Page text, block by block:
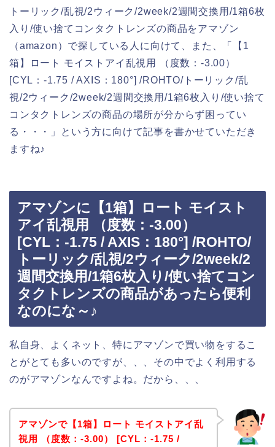
トーリック/乱視/2ウィーク/2week/2週間交換用/1箱6枚
入り/使い捨てコンタクトレンズの商品をアマゾン
（amazon）で探している人に向けて、また、「【1
箱】ロート モイストアイ乱視用 （度数：-3.00）
[CYL：-1.75 / AXIS：180°] /ROHTO/トーリック/乱
視/2ウィーク/2week/2週間交換用/1箱6枚入り/使い捨て
コンタクトレンズの商品の場所が分からず困ってい
る・・・」という方に向けて記事を書かせていただき
ますね♪
アマゾンに【1箱】ロート モイスト
アイ乱視用 （度数：-3.00）
[CYL：-1.75 / AXIS：180°] /ROHTO/
トーリック/乱視/2ウィーク/2week/2
週間交換用/1箱6枚入り/使い捨てコン
タクトレンズの商品があったら便利
なのにな～♪
私自身、よくネット、特にアマゾンで買い物をするこ
とがとても多いのですが、、、その中でよく利用する
のがアマゾンなんですよね。だから、、、
アマゾンで【1箱】ロート モイストアイ乱
視用 （度数：-3.00） [CYL：-1.75 /